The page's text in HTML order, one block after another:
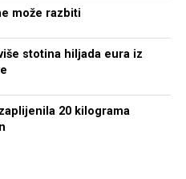
može razbiti
stotina hiljada eura iz
20 kilograma